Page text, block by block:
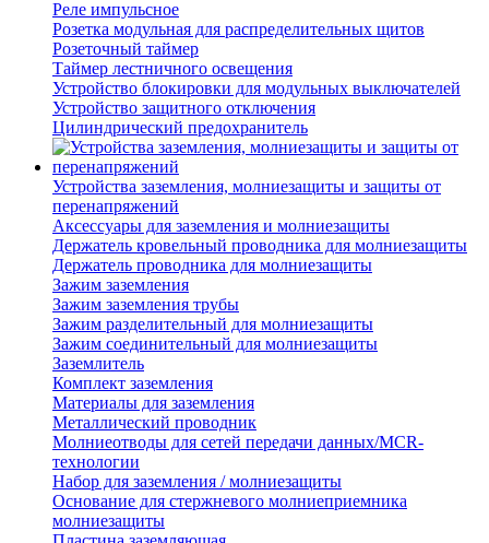
Реле импульсное
Розетка модульная для распределительных щитов
Розеточный таймер
Таймер лестничного освещения
Устройство блокировки для модульных выключателей
Устройство защитного отключения
Цилиндрический предохранитель
Устройства заземления, молниезащиты и защиты от
перенапряжений
Аксессуары для заземления и молниезащиты
Держатель кровельный проводника для молниезащиты
Держатель проводника для молниезащиты
Зажим заземления
Зажим заземления трубы
Зажим разделительный для молниезащиты
Зажим соединительный для молниезащиты
Заземлитель
Комплект заземления
Материалы для заземления
Металлический проводник
Молниеотводы для сетей передачи данных/MCR-
технологии
Набор для заземления / молниезащиты
Основание для стержневого молниеприемника
молниезащиты